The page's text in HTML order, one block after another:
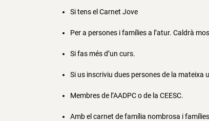
Si tens el Carnet Jove
Per a persones i famílies a l’atur. Caldrà
Si fas més d’un curs.
Si us inscriviu dues persones de la mateixa
Membres de l’AADPC o de la CEESC.
Amb el carnet de família nombrosa i